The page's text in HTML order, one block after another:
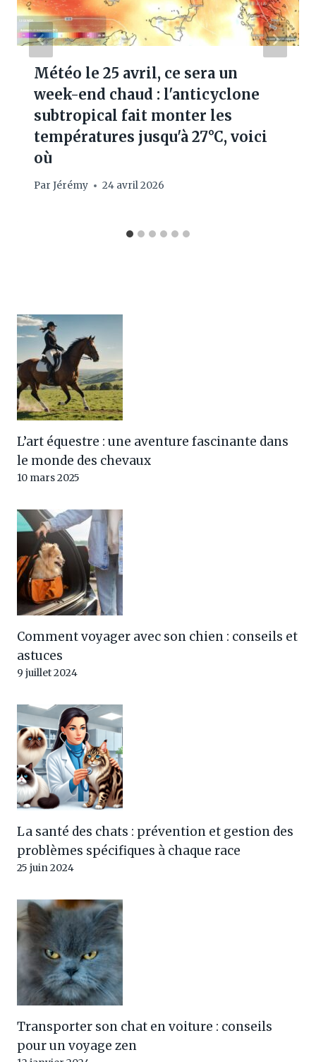
Météo le 25 avril, ce sera un
week-end chaud : l'anticyclone
subtropical fait monter les
températures jusqu'à 27°C, voici
où
Par Jérémy 24 avril 2026
L’art équestre : une aventure fascinante dans
le monde des chevaux
10 mars 2025
Comment voyager avec son chien : conseils et
astuces
9 juillet 2024
La santé des chats : prévention et gestion des
problèmes spécifiques à chaque race
25 juin 2024
Transporter son chat en voiture : conseils
pour un voyage zen